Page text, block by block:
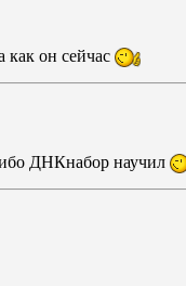
как он сейчас
ДНКнабор научил